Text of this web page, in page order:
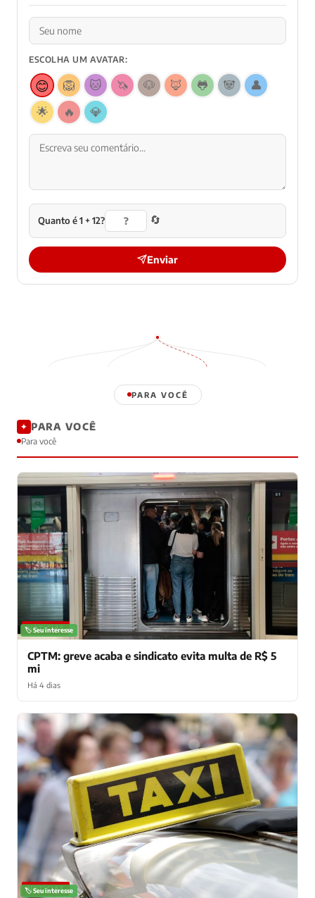
ESCOLHA UM AVATAR:
😊 🦁 🐱 🦄 🐶 🦊 🐸 🐼
👤
🌟
🔥 💎
Quanto é 1 + 12? 🔄
Enviar
PARA VOCÊ
✦ PARA VOCÊ
Para você
NOTÍCIAS
🏷️ Seu interesse
CPTM: greve acaba e sindicato evita multa de R$ 5
mi
Há 4 dias
NOTÍCIAS
🏷️ Seu interesse